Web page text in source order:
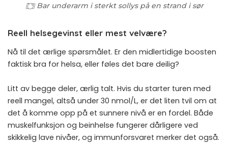
Bar underarm i sterkt sollys på en strand i sør
Reell helsegevinst eller mest velvære?
Nå til det ærlige spørsmålet. Er den midlertidige boosten
faktisk bra for helsa, eller føles det bare deilig?
Litt av begge deler, ærlig talt. Hvis du starter turen med
reell mangel, altså under 30 nmol/L, er det liten tvil om at
det å komme opp på et sunnere nivå er en fordel. Både
muskelfunksjon og beinhelse fungerer dårligere ved
skikkelig lave nivåer, og immunforsvaret merker det også.